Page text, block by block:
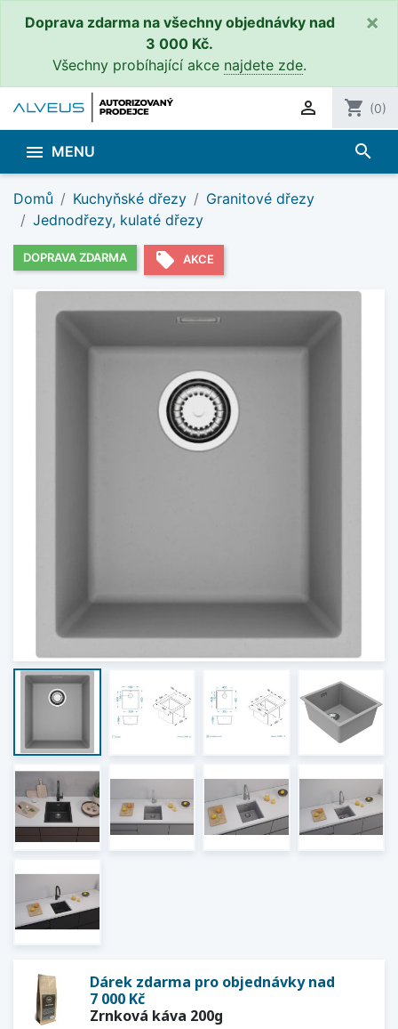
Doprava zdarma na všechny objednávky nad
3 000 Kč.
Všechny probíhající akce najdete zde.
×
 shopping_cart (0)
 MENU search
Domů Kuchyňské dřezy
Granitové dřezy
Jednodřezy, kulaté dřezy
DOPRAVA ZDARMA local_offer AKCE
Dárek zdarma pro objednávky nad
7 000 Kč
Zrnková káva 200g